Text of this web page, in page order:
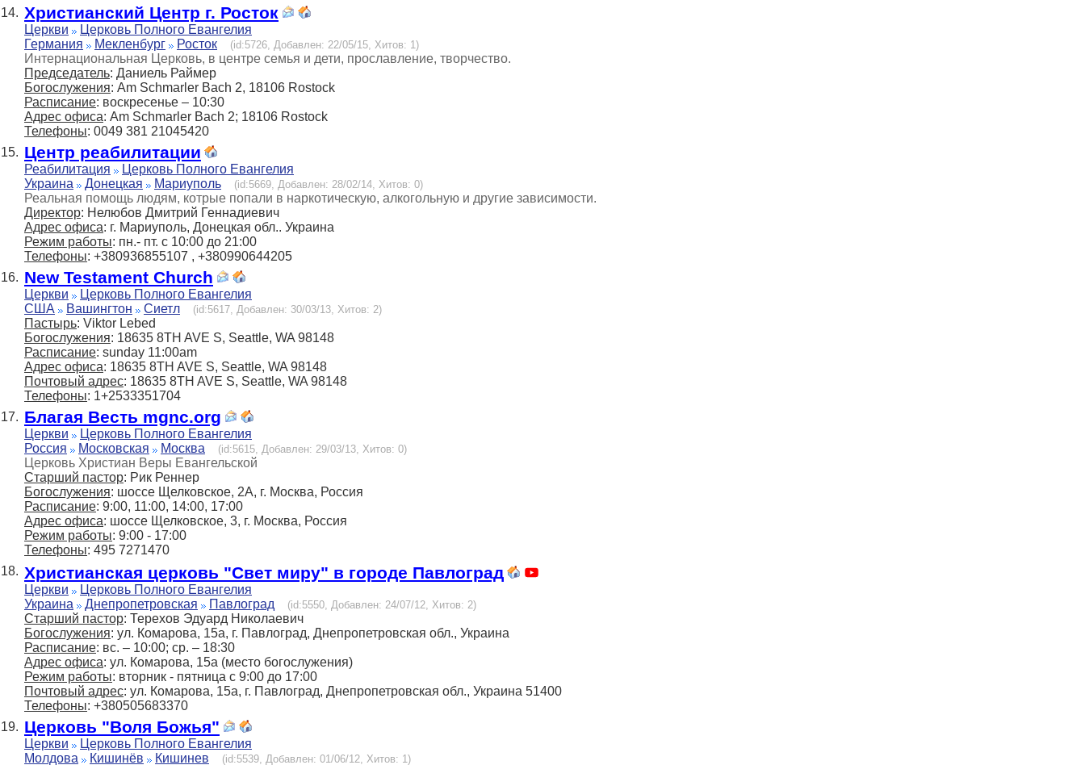
14. Христианский Центр г. Росток
Церкви
Церковь Полного Евангелия
Германия
Мекленбург Росток (id:5726, Добавлен: 22/05/15, Хитов: 1)
Интернациональная Церковь, в центре семья и дети, прославление, творчество.
Председатель: Даниель Раймер
Богослужения: Am Schmarler Bach 2, 18106 Rostock
Расписание: воскресенье – 10:30
Адрес офиса: Am Schmarler Bach 2; 18106 Rostock
Телефоны: 0049 381 21045420
15. Центр реабилитации
Реабилитация
Церковь Полного Евангелия
Украина
Донецкая Мариуполь (id:5669, Добавлен: 28/02/14, Хитов: 0)
Реальная помощь людям, котрые попали в наркотическую, алкогольную и другие зависимости.
Директор: Нелюбов Дмитрий Геннадиевич
Адрес офиса: г. Мариуполь, Донецкая обл.. Украина
Режим работы: пн.- пт. с 10:00 до 21:00
Телефоны: +380936855107 , +380990644205
16. New Testament Church
Церкви
Церковь Полного Евангелия
США
Вашингтон Сиетл (id:5617, Добавлен: 30/03/13, Хитов: 2)
Пастырь: Viktor Lebed
Богослужения: 18635 8TH AVE S, Seattle, WA 98148
Расписание: sunday 11:00am
Адрес офиса: 18635 8TH AVE S, Seattle, WA 98148
Почтовый адрес: 18635 8TH AVE S, Seattle, WA 98148
Телефоны: 1+2533351704
17. Благая Весть mgnc.org
Церкви
Церковь Полного Евангелия
Россия
Московская Москва (id:5615, Добавлен: 29/03/13, Хитов: 0)
Церковь Христиан Веры Евангельской
Старший пастор: Рик Реннер
Богослужения: шоссе Щелковское, 2А, г. Москва, Россия
Расписание: 9:00, 11:00, 14:00, 17:00
Адрес офиса: шоссе Щелковское, 3, г. Москва, Россия
Режим работы: 9:00 - 17:00
Телефоны: 495 7271470
18. Христианская церковь "Свет миру" в городе Павлоград
Церкви
Церковь Полного Евангелия
Украина
Днепропетровская Павлоград (id:5550, Добавлен: 24/07/12, Хитов: 2)
Старший пастор: Терехов Эдуард Николаевич
Богослужения: ул. Комарова, 15а, г. Павлоград, Днепропетровская обл., Украина
Расписание: вс. – 10:00; ср. – 18:30
Адрес офиса: ул. Комарова, 15а (место богослужения)
Режим работы: вторник - пятница с 9:00 до 17:00
Почтовый адрес: ул. Комарова, 15а, г. Павлоград, Днепропетровская обл., Украина 51400
Телефоны: +380505683370
19. Церковь "Воля Божья"
Церкви
Церковь Полного Евангелия
Молдова
Кишинёв Кишинев (id:5539, Добавлен: 01/06/12, Хитов: 1)